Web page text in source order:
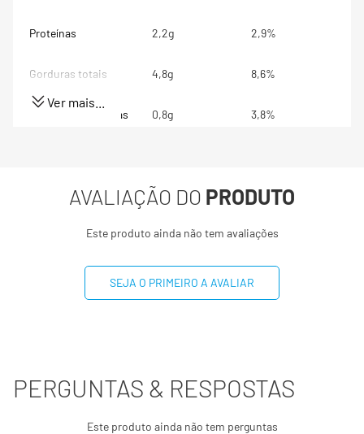
Proteínas 2,2g 2,9%
Gorduras totais 4,8g 8,6%
Gorduras Saturadas 0,8g 3,8%
Fibra alimentar 0,8g 3,3%
64mg 2,7%
(*) Valores diários com base em uma dieta de 2000kcal ou
8400kj. Seus valores podem ser maiores ou menores
Ver mais...
AVALIAÇÃO DO PRODUTO
Este produto ainda não tem avaliações
SEJA O PRIMEIRO A AVALIAR
PERGUNTAS & RESPOSTAS
Este produto ainda não tem perguntas